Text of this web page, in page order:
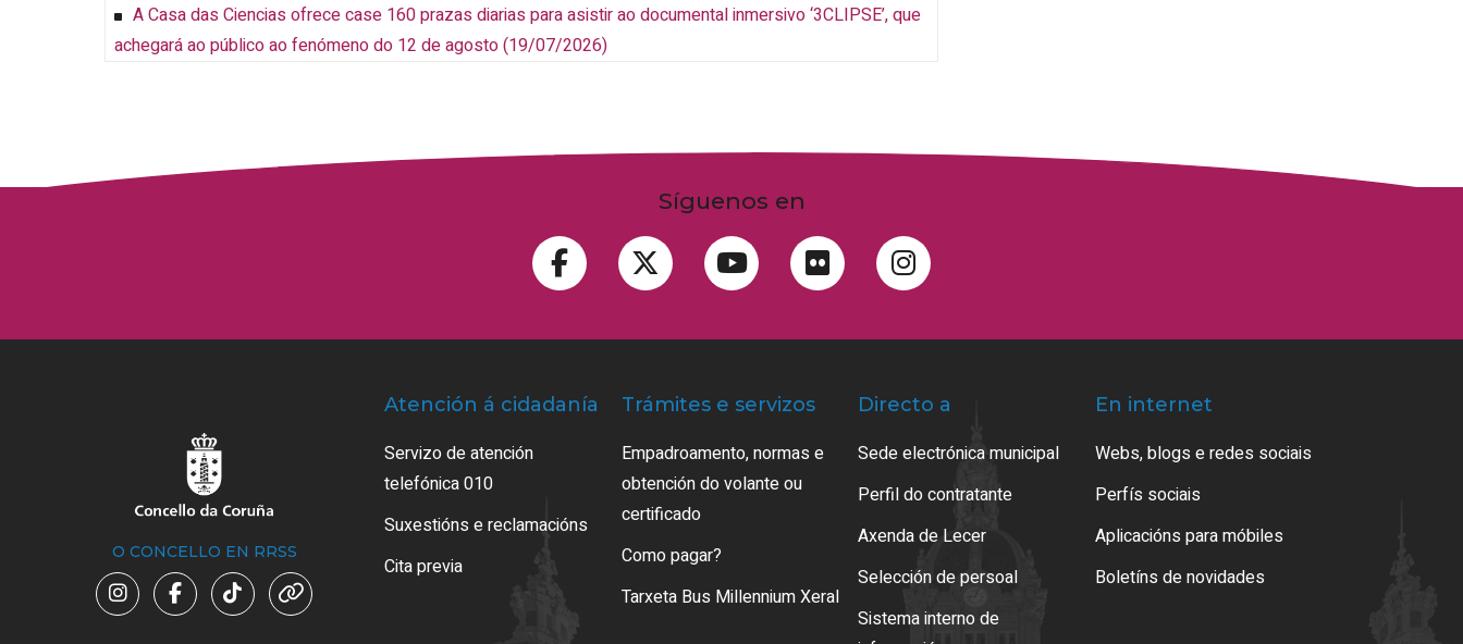
A Casa das Ciencias ofrece case 160 prazas diarias para asistir ao documental inmersivo ‘3CLIPSE’, que
achegará ao público ao fenómeno do 12 de agosto(19/07/2026)
Síguenos en
O CONCELLO EN RRSS
Atención á cidadanía
Servizo de atención
telefónica 010
Suxestións e reclamacións
Cita previa
Trámites e servizos
Empadroamento, normas e
obtención do volante ou
certificado
Como pagar?
Tarxeta Bus Millennium Xeral
Directo a
Sede electrónica municipal
Perfil do contratante
Axenda de Lecer
Selección de persoal
Sistema interno de
En internet
Webs, blogs e redes sociais
Perfís sociais
Aplicacións para móbiles
Boletíns de novidades